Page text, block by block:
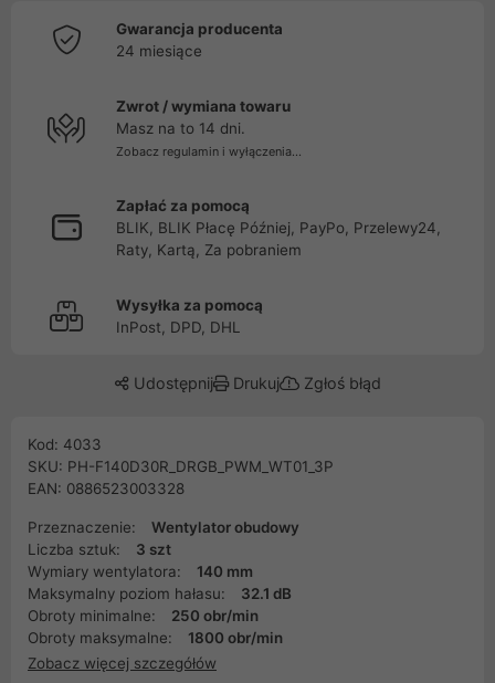
Gwarancja producenta
24 miesiące
Zwrot / wymiana towaru
Masz na to 14 dni.
Zobacz regulamin i wyłączenia...
Zapłać za pomocą
BLIK, BLIK Płacę Później, PayPo, Przelewy24,
Raty, Kartą, Za pobraniem
Wysyłka za pomocą
InPost, DPD, DHL
Udostępnij Drukuj Zgłoś błąd
Kod: 4033
SKU: PH-F140D30R_DRGB_PWM_WT01_3P
EAN: 0886523003328
Przeznaczenie:
Wentylator obudowy
Liczba sztuk:
3 szt
Wymiary wentylatora:
140 mm
Maksymalny poziom hałasu:
32.1 dB
Obroty minimalne:
250 obr/min
Obroty maksymalne:
1800 obr/min
Zobacz więcej szczegółów